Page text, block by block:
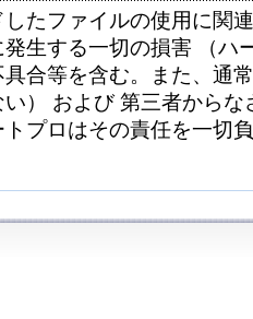
したファイルの使用に関
生する一切の損害 （ハ
具合等を含む。また、通
） および 第三者から
プロはその責任を一切